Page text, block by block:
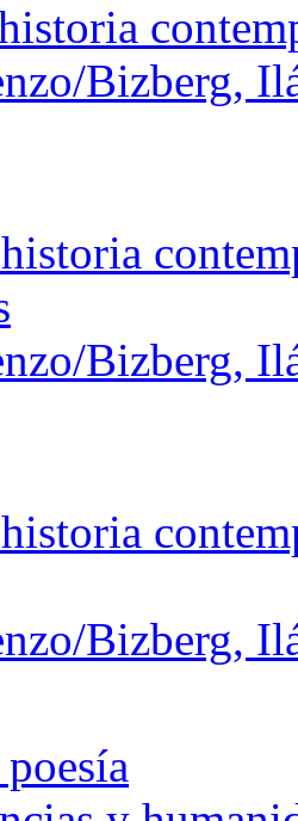
Bizberg,
Bizberg,
Bizberg,